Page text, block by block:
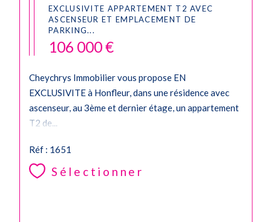
EXCLUSIVITE APPARTEMENT T2 AVEC
ASCENSEUR ET EMPLACEMENT DE
PARKING...
106 000 €
Cheychrys Immobilier vous propose EN
EXCLUSIVITE à Honfleur, dans une résidence avec
ascenseur, au 3ème et dernier étage, un appartement
T2 de...
Réf : 1651
Sélectionner